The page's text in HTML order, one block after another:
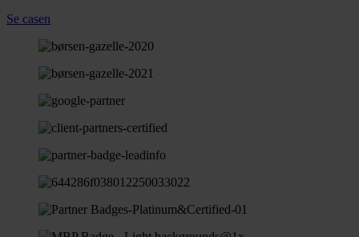
Se casen